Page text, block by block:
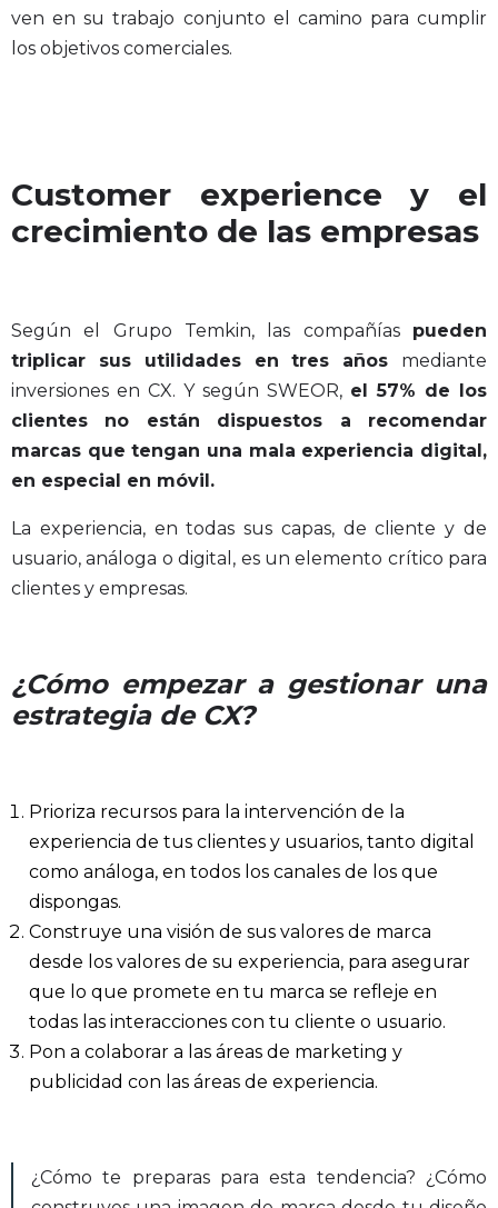
ven en su trabajo conjunto el camino para cumplir
los objetivos comerciales.
Customer experience y el
crecimiento de las empresas
Según el Grupo Temkin, las compañías pueden
triplicar sus utilidades en tres años mediante
inversiones en CX. Y según SWEOR, el 57% de los
clientes no están dispuestos a recomendar
marcas que tengan una mala experiencia digital,
en especial en móvil.
La experiencia, en todas sus capas, de cliente y de
usuario, análoga o digital, es un elemento crítico para
clientes y empresas.
¿Cómo empezar a gestionar una
estrategia de CX?
Prioriza recursos para la intervención de la
experiencia de tus clientes y usuarios, tanto digital
como análoga, en todos los canales de los que
dispongas.
Construye una visión de sus valores de marca
desde los valores de su experiencia, para asegurar
que lo que promete en tu marca se refleje en
todas las interacciones con tu cliente o usuario.
Pon a colaborar a las áreas de marketing y
publicidad con las áreas de experiencia.
¿Cómo te preparas para esta tendencia? ¿Cómo